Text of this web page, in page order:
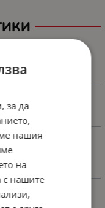
bracket, User
за да
нашия
на
с нашите